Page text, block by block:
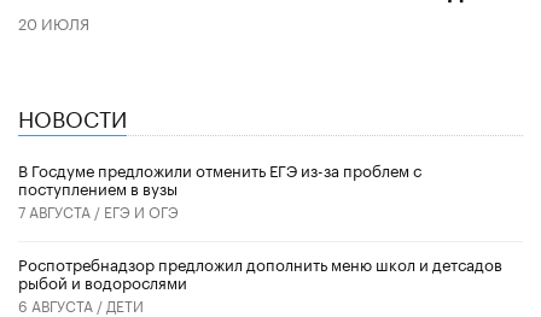
20 ИЮЛЯ
НОВОСТИ
В Госдуме предложили отменить ЕГЭ из-за проблем с
поступлением в вузы
7 АВГУСТА / ЕГЭ И ОГЭ
Роспотребнадзор предложил дополнить меню школ и детсадов
рыбой и водорослями
6 АВГУСТА / ДЕТИ